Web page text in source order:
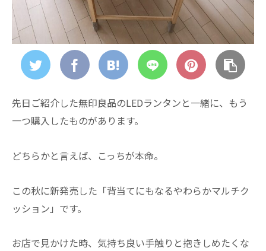
先日ご紹介した無印良品のLEDランタンと一緒に、もう
一つ購入したものがあります。
どちらかと言えば、こっちが本命。
この秋に新発売した「背当てにもなるやわらかマルチク
ッション」です。
お店で見かけた時、気持ち良い手触りと抱きしめたくな